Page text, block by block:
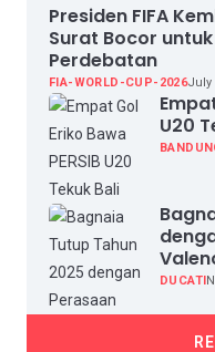
Presiden FIFA
Surat Bocor
Perdebatan
FIA-WORLD-CUP-2026July
U20
DUCATI